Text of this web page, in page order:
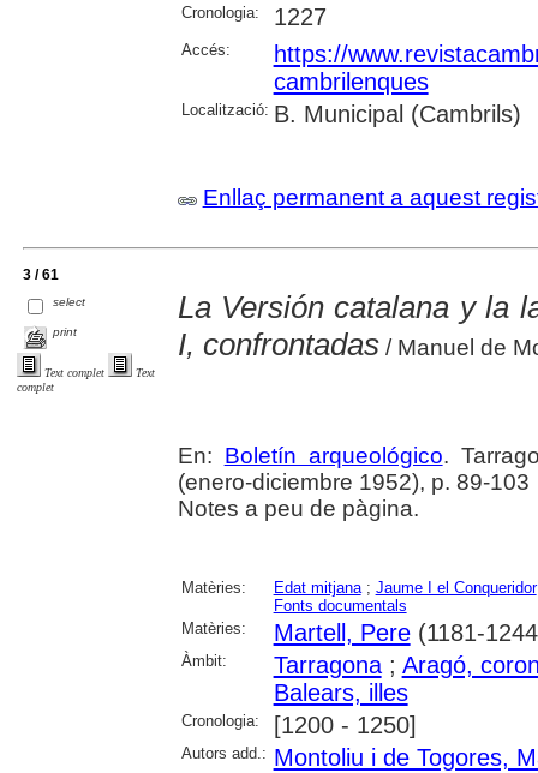
Cronologia:
1227
Accés:
https://
cambrilenques
Localització: B. Municipal (Cambrils)
Enllaç permanent a aquest
3 / 61
select
print
Text complet
Text
complet
La Versión catalana y la
I, confrontadas/ Manuel de
En: Boletín arqueológico.
(enero-diciembre 1952), p. 89-103
Notes a peu de pàgina.
Matèries: Edat mitjana; Jaume I el Conqueridor
Fonts documentals
Matèries:
Martell, Pere(1181-
Àmbit: Tarragona; Aragó,
Balears, illes
Cronologia: [1200 - 1250]
Autors add.: Montoliu i de Togores,